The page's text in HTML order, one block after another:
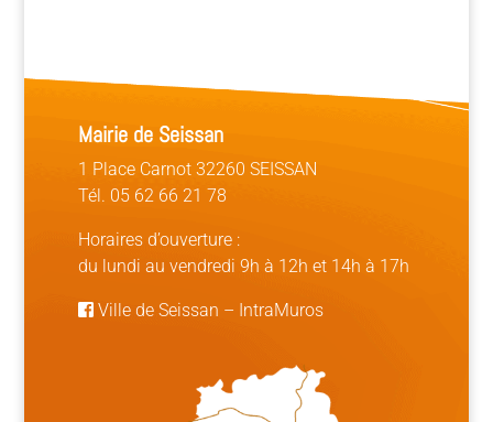
Mairie de Seissan
1 Place Carnot 32260 SEISSAN
Tél. 05 62 66 21 78
Horaires d’ouverture :
du lundi au vendredi 9h à 12h et 14h à 17h
Ville de Seissan – IntraMuros